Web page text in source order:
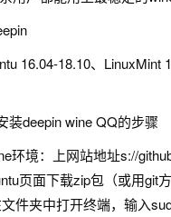
16.04-18.10、LinuxMint
装deepin wine QQ的步骤
环境：上网站地址s://
页面下载zip包（或用git
件夹中打开终端，输入